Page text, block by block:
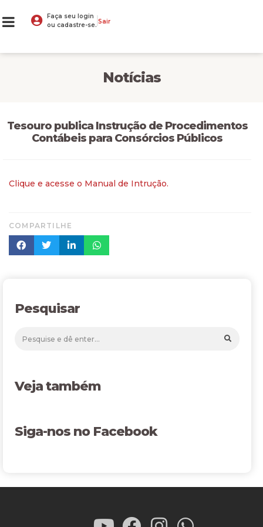
Faça seu login
ou cadastre-se. Sair
Notícias
Tesouro publica Instrução de Procedimentos
Contábeis para Consórcios Públicos
Clique e acesse o Manual de Intrução.
COMPARTILHE
Pesquisar
Veja também
Siga-nos no Facebook